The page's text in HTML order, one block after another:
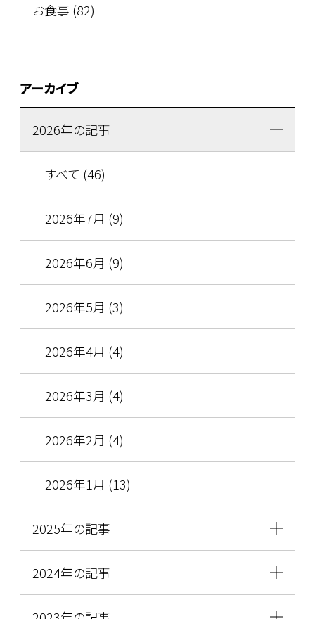
お食事 (82)
アーカイブ
2026年の記事
すべて (46)
2026年7月 (9)
2026年6月 (9)
2026年5月 (3)
2026年4月 (4)
2026年3月 (4)
2026年2月 (4)
2026年1月 (13)
2025年の記事
2024年の記事